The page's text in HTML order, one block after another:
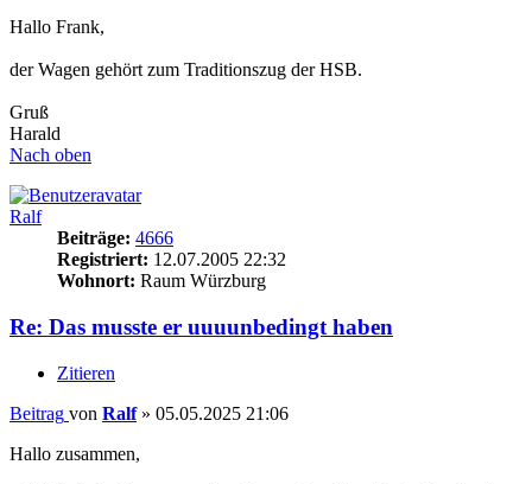
Hallo Frank,
der Wagen gehört zum Traditionszug der HSB.
Gruß
Harald
Nach oben
Ralf
Beiträge: 4666
Registriert: 12.07.2005 22:32
Wohnort: Raum Würzburg
Re: Das musste er uuuunbedingt haben
Zitieren
Beitrag von Ralf» 05.05.2025 21:06
Hallo zusammen,